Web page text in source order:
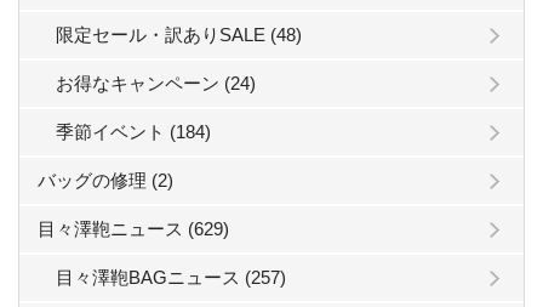
限定セール・訳ありSALE (48)
お得なキャンペーン (24)
季節イベント (184)
バッグの修理 (2)
目々澤鞄ニュース (629)
目々澤鞄BAGニュース (257)